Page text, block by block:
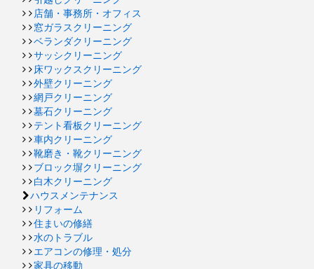
店舗・事務所・オフィス
窓ガラスクリーニング
ベランダクリーニング
サッシクリーニング
床ワックスクリーニング
外壁クリーニング
網戸クリーニング
墓石クリーニング
テント看板クリーニング
車内クリーニング
靴磨き・靴クリーニング
ブロック塀クリーニング
白木クリーニング
ハウスメンテナンス
リフォーム
住まいの修繕
水のトラブル
エアコンの修理・処分
家具の移動